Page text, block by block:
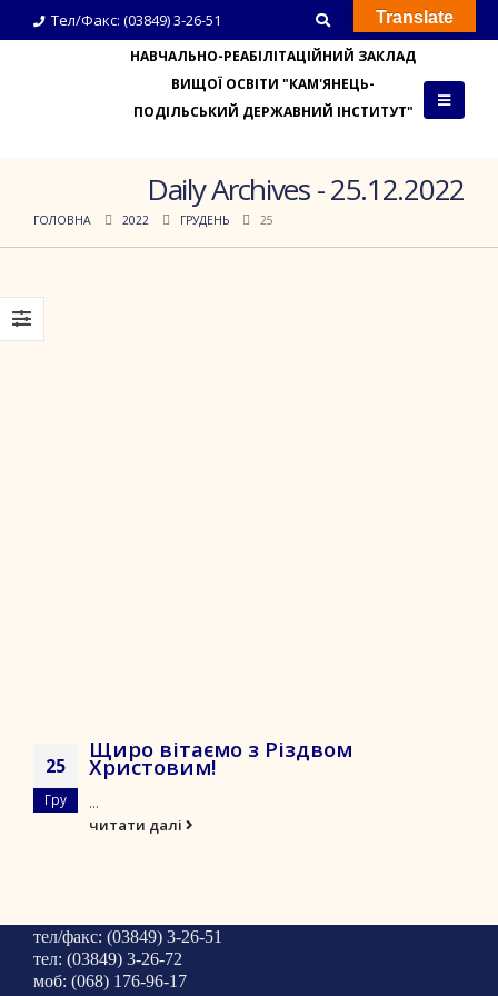
Тел/Факс: (03849) 3-26-51
НАВЧАЛЬНО-РЕАБІЛІТАЦІЙНИЙ ЗАКЛАД
ВИЩОЇ ОСВІТИ "КАМ'ЯНЕЦЬ-
ПОДІЛЬСЬКИЙ ДЕРЖАВНИЙ ІНСТИТУТ"
Daily Archives - 25.12.2022
ГОЛОВНА 2022 ГРУДЕНЬ 25
25
Гру
Щиро вітаємо з Різдвом
Христовим!
...
читати далі
тел/факс: (03849) 3-26-51
тел: (03849) 3-26-72
моб: (068) 176-96-17
Translate